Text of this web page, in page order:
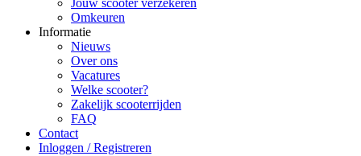
Jouw scooter verzekeren
Omkeuren
Informatie
Nieuws
Over ons
Vacatures
Welke scooter?
Zakelijk scooterrijden
FAQ
Contact
Inloggen / Registreren